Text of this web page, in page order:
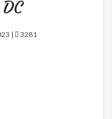
| 3281